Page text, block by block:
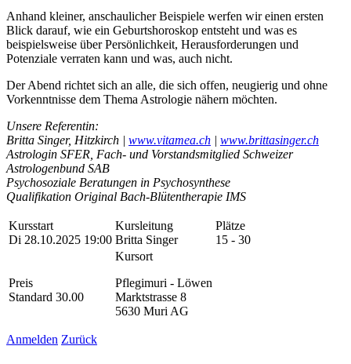
Anhand kleiner, anschaulicher Beispiele werfen wir einen ersten
Blick darauf, wie ein Geburtshoroskop entsteht und was es
beispielsweise über Persönlichkeit, Herausforderungen und
Potenziale verraten kann und was, auch nicht.
Der Abend richtet sich an alle, die sich offen, neugierig und ohne
Vorkenntnisse dem Thema Astrologie nähern möchten.
Unsere Referentin:
Britta Singer, Hitzkirch | www.vitamea.ch | www.brittasinger.ch
Astrologin SFER, Fach- und Vorstandsmitglied Schweizer
Astrologenbund SAB
Psychosoziale Beratungen in Psychosynthese
Qualifikation Original Bach-Blütentherapie IMS
Kursstart
Di 28.10.2025 19:00
Kursleitung
Britta Singer
Plätze
15 - 30
Preis
Standard 30.00
Kursort
Pflegimuri - Löwen
Marktstrasse 8
5630 Muri AG
Anmelden Zurück